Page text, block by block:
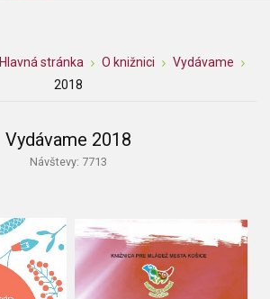
Hlavná stránka O knižnici
Vydávame
2018
Vydávame 2018
Návštevy: 7713